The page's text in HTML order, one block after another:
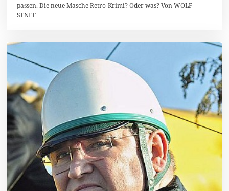
2
passen. Die neue Masche Retro-Krimi? Oder was? Von WOLF
SENFF